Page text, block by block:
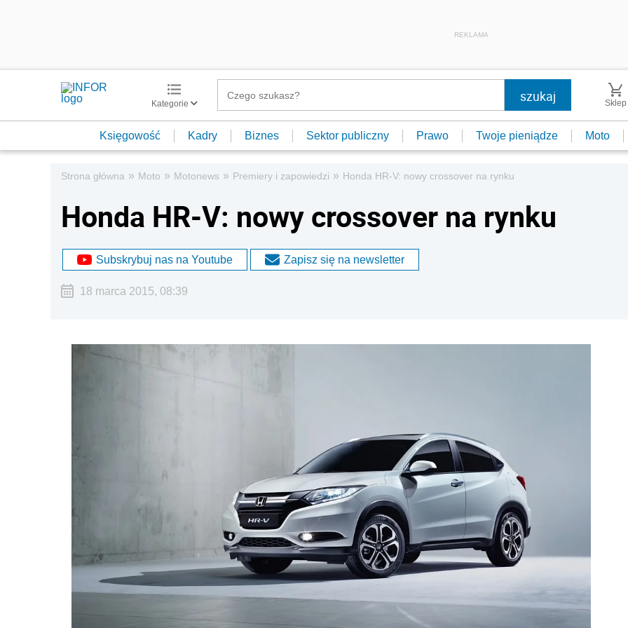
REKLAMA
Kategorie Sklep
Księgowość Kadry Biznes Sektor publiczny Prawo Twoje pieniądze Moto
Strona główna » Moto » Motonews » Premiery i zapowiedzi » Honda HR-V: nowy crossover na rynku
Honda HR-V: nowy crossover na rynku
Subskrybuj nas na Youtube Zapisz się na newsletter
18 marca 2015, 08:39